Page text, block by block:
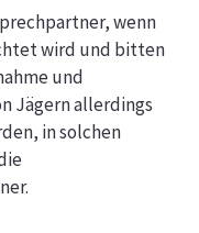
wenn
wird und bitten
und
Jägernallerdings
in solchen